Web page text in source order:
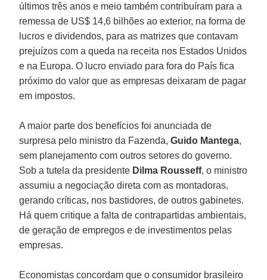
últimos três anos e meio também contribuíram para a
remessa de US$ 14,6 bilhões ao exterior, na forma de
lucros e dividendos, para as matrizes que contavam
prejuízos com a queda na receita nos Estados Unidos
e na Europa. O lucro enviado para fora do País fica
próximo do valor que as empresas deixaram de pagar
em impostos.
A maior parte dos benefícios foi anunciada de
surpresa pelo ministro da Fazenda,Guido Mantega,
sem planejamento com outros setores do governo.
Sob a tutela da presidente Dilma Rousseff, o ministro
assumiu a negociação direta com as montadoras,
gerando críticas, nos bastidores, de outros gabinetes.
Há quem critique a falta de contrapartidas ambientais,
de geração de empregos e de investimentos pelas
empresas.
Economistas concordam que o consumidor brasileiro